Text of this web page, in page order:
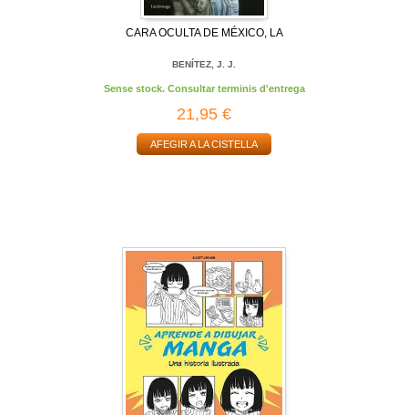
CARA OCULTA DE MÉXICO, LA
BENÍTEZ, J. J.
Sense stock. Consultar terminis d'entrega
21,95 €
AFEGIR A LA CISTELLA